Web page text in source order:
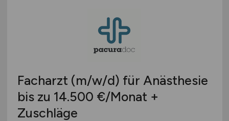
Facharzt (m/w/d) für Anästhesie
bis zu 14.500 €/Monat +
Zuschläge